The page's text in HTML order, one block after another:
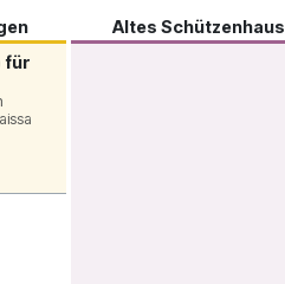
Altes Schützenhaus
für